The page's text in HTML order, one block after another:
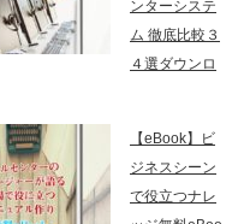
ンターシステ
ム 徹底比較３
４選ダウンロ
【eBook】ビ
ジネスシーン
で役立つナレ